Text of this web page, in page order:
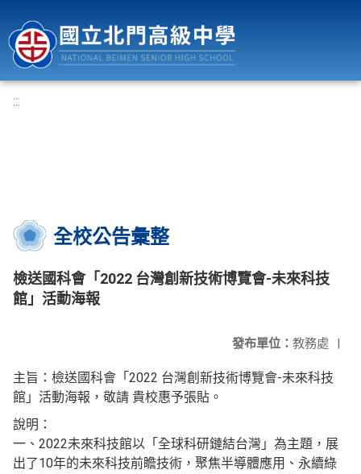
:::
全校公告彙整
檢送國科會「2022 台灣創新技術博覽會-未來科技
館」活動海報
發布單位： 教務處 |
主旨：檢送國科會「2022 台灣創新技術博覽會-未來科技
館」活動海報，敬請 貴校惠予張貼。
說明：
一、2022未來科技館以「全球科研鏈結台灣」為主題，展
出了10年的未來科技前瞻技術，聚焦半導體應用、永續綠